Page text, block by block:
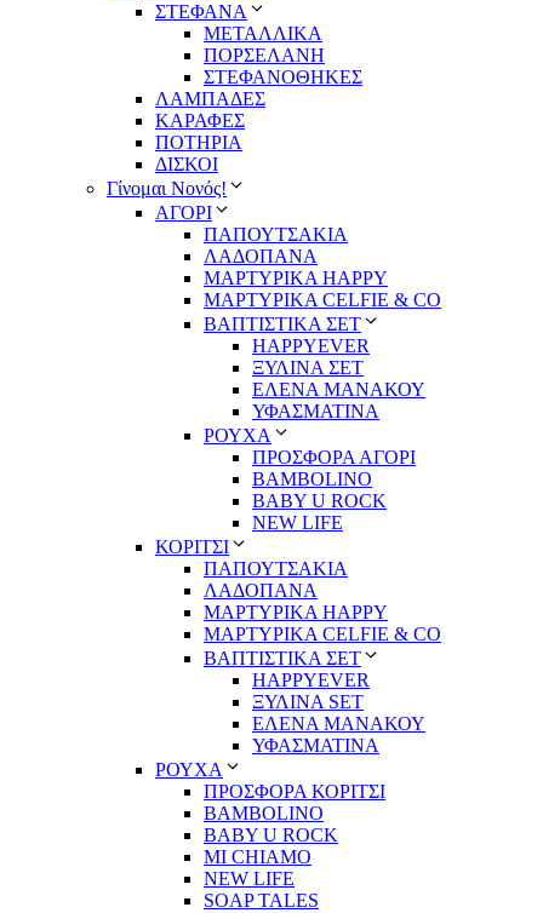
ΣΤΕΦΑΝΑ
ΜΕΤΑΛΛΙΚΑ
ΠΟΡΣΕΛΑΝΗ
ΣΤΕΦΑΝΟΘΗΚΕΣ
ΛΑΜΠΑΔΕΣ
ΚΑΡΑΦΕΣ
ΠΟΤΗΡΙΑ
ΔΙΣΚΟΙ
Γίνομαι Νονός!
ΑΓΟΡΙ
ΠΑΠΟΥΤΣΑΚΙΑ
ΛΑΔΟΠΑΝΑ
ΜΑΡΤΥΡΙΚΑ HAPPY
ΜΑΡΤΥΡΙΚΑ CELFIE & CO
ΒΑΠΤΙΣΤΙΚΑ ΣΕΤ
HAPPYEVER
ΞΥΛΙΝΑ ΣΕΤ
ΕΛΕΝΑ ΜΑΝΑΚΟΥ
ΥΦΑΣΜΑΤΙΝΑ
ΡΟΥΧΑ
ΠΡΟΣΦΟΡΑ ΑΓΟΡΙ
BAMBOLINO
BABY U ROCK
NEW LIFE
ΚΟΡΙΤΣΙ
ΠΑΠΟΥΤΣΑΚΙΑ
ΛΑΔΟΠΑΝΑ
ΜΑΡΤΥΡΙΚΑ HAPPY
ΜΑΡΤΥΡΙΚΑ CELFIE & CO
ΒΑΠΤΙΣΤΙΚΑ ΣΕΤ
HAPPYEVER
ΞΥΛΙΝΑ SET
ΕΛΕΝΑ ΜΑΝΑΚΟΥ
ΥΦΑΣΜΑΤΙΝΑ
ΡΟΥΧΑ
ΠΡΟΣΦΟΡΑ ΚΟΡΙΤΣΙ
BAMBOLINO
BABY U ROCK
MI CHIAMO
NEW LIFE
SOAP TALES